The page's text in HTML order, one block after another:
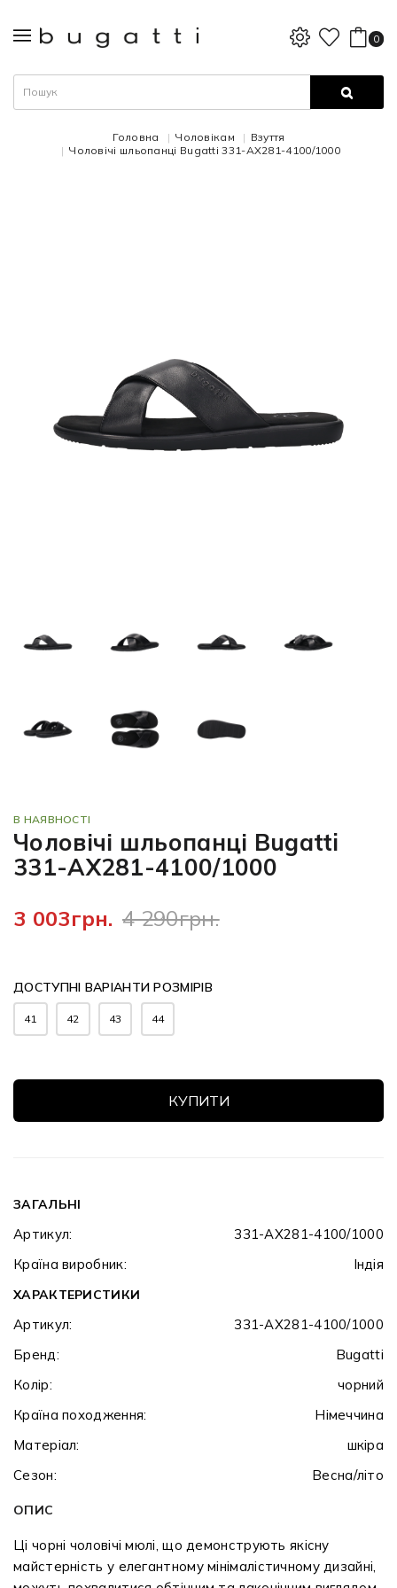
0
Головна Чоловікам
Взуття
Чоловічі шльопанці Bugatti 331-AX281-4100/1000
В НАЯВНОСТІ
Чоловічі шльопанці Bugatti
331-AX281-4100/1000
3 003грн. 4 290грн.
ДОСТУПНІ ВАРІАНТИ РОЗМІРІВ
41 42 43 44
КУПИТИ
ЗАГАЛЬНІ
Артикул:
331-AX281-4100/1000
Країна виробник:
Індія
ХАРАКТЕРИСТИКИ
Артикул:
331-AX281-4100/1000
Бренд:
Bugatti
Колір:
чорний
Країна походження:
Німеччина
Матеріал:
шкіра
Сезон:
Весна/літо
ОПИС
Ці чорні чоловічі мюлі, що демонструють якісну
майстерність у елегантному мінімалістичному дизайні,